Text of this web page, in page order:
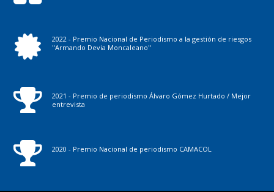
2022 - Premio Nacional de Periodismo a la gestión de riesgos
"Armando Devia Moncaleano"
2021 - Premio de periodismo Álvaro Gómez Hurtado / Mejor
entrevista
2020 - Premio Nacional de periodismo CAMACOL